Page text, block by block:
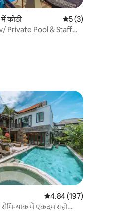
कोठी औसत रेटिंग 5 में से 5,
5 (3)
Private Pool & Staff
औसत रेटिंग 5 में से 4.84,
4.84 (197)
सेमिन्याक में एकदम सही